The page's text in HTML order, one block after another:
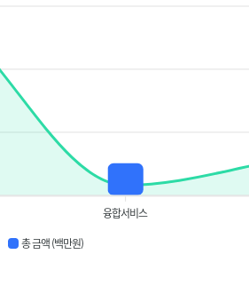
총 금액 (백만원)
융합서비스